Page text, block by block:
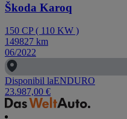
Škoda Karoq
150 CP( 110 KW )
149827 km
06/2022
Disponibil laENDURO
23.987,00 €